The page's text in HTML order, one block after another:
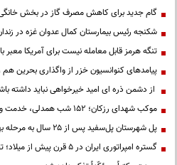
گام جدید برای کاهش مصرف گاز در بخش
شکنجه رئیس بیمارستان کمال عدوان غزه در
تنگه هرمز قابل معامله نیست برای آمریکا معبر
پیامدهای کنوانسیون خزر از واگذاری بحرین هم
از دشمن ذره ای امید خیرخواهی نباید داشته
موکب شهدای رزکان؛ ۱۵۲ شب همدلی، خدمت و میزبانی از مردم ولایت‌مدار شهریار
پل شهرستان پل‌سفید پس از ۲۵ سال به مرحله بهره‌برداری رسید
گستره امپراتوری ایران در ۵ قرن پیش از میلاد؛ تصویری از ایران ۲۵ قرن پیش